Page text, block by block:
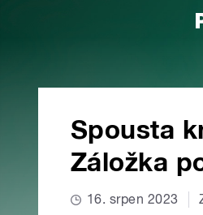
Spousta
Záložka
16. srpen 2023